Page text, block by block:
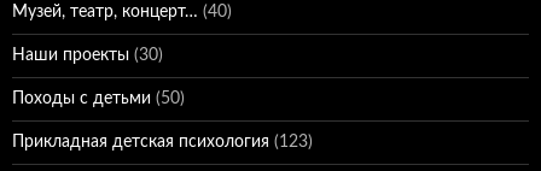
Музей, театр, концерт… (40)
Наши проекты (30)
Походы с детьми (50)
Прикладная детская психология (123)